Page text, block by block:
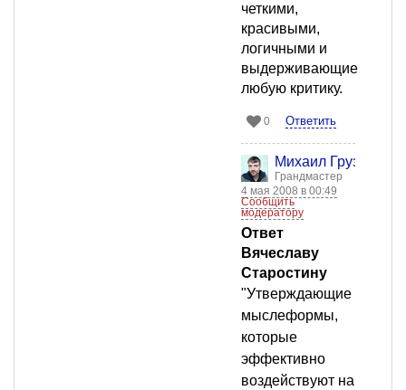
четкими,
красивыми,
логичными и
выдерживающие
любую критику.
0 Ответить
Михаил Груздев
Грандмастер
4 мая 2008 в 00:49
Сообщить
модератору
Ответ
Вячеславу
Старостину
"Утверждающие
мыслеформы,
которые
эффективно
воздействуют на